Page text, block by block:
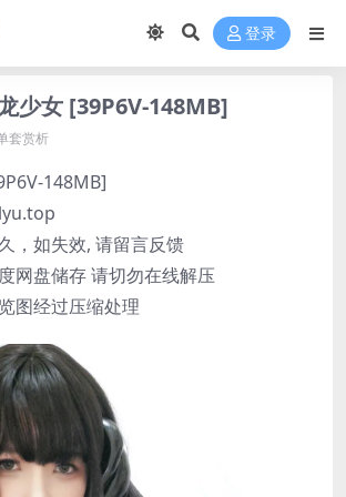
登录
少女 [39P6V-148MB]
套赏析
148MB]
，如失效, 请留言反馈
网盘储存 请切勿在线解压
图经过压缩处理